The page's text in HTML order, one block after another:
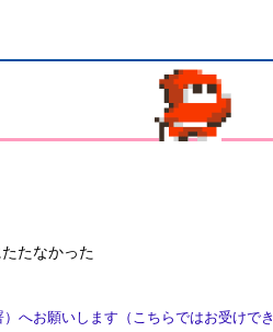
たなかった
へお願いします（こちらではお受けでき